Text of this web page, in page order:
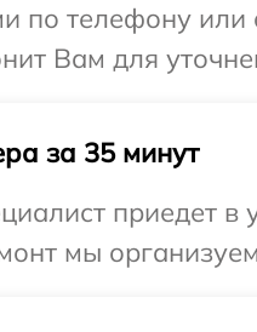
по телефону или
Вам для
за 35 минут
приедет
мы